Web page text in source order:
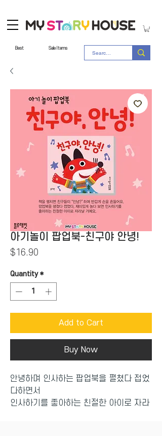
Best Sale Items
아기놀이 팝업북-친구야 안녕!
$16.90
Quantity *
Add to Cart
Buy Now
안녕하며 인사하는 팝업북을 펼쳤다 접었
다하면서
인사하기를 좋아하는 친절한 아이로 자라